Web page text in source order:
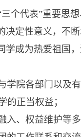
三个代表”重要思
定性意义，不
成为热爱祖国
院各部门以及
的正当权益；
入、权益维护等多